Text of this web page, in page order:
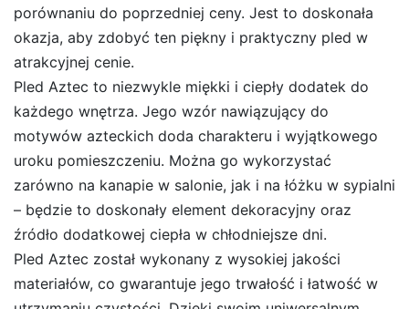
porównaniu do poprzedniej ceny. Jest to doskonała
okazja, aby zdobyć ten piękny i praktyczny pled w
atrakcyjnej cenie.
Pled Aztec to niezwykle miękki i ciepły dodatek do
każdego wnętrza. Jego wzór nawiązujący do
motywów azteckich doda charakteru i wyjątkowego
uroku pomieszczeniu. Można go wykorzystać
zarówno na kanapie w salonie, jak i na łóżku w sypialni
– będzie to doskonały element dekoracyjny oraz
źródło dodatkowej ciepła w chłodniejsze dni.
Pled Aztec został wykonany z wysokiej jakości
materiałów, co gwarantuje jego trwałość i łatwość w